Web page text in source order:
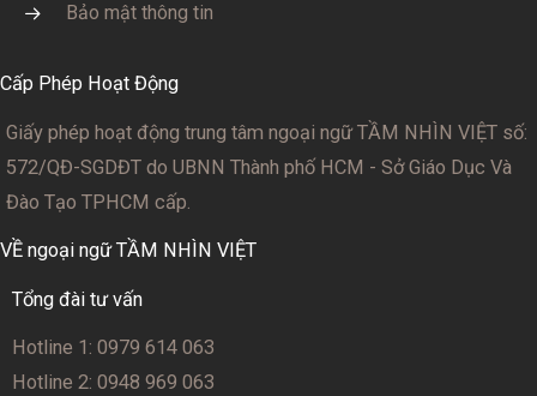
Bảo mật thông tin
Cấp Phép Hoạt Động
Giấy phép hoạt động trung tâm ngoại ngữ TẦM NHÌN VIỆT số:
572/QĐ-SGDĐT do UBNN Thành phố HCM - Sở Giáo Dục Và
Đào Tạo TPHCM cấp.
VỀ ngoại ngữ TẦM NHÌN VIỆT
Tổng đài tư vấn
Hotline 1: 0979 614 063
Hotline 2: 0948 969 063